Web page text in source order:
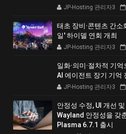
JP-Hosting 관리자3
태초 장비·콘텐츠 간소
일' 하이델 연회 개최
JP-Hosting 관리자3
일화·의미·절차적 기
AI 에이전트 장기 기억
JP-Hosting 관리자3
안정성 수정, UI 개선
Wayland 안정성을 갖
Plasma 6.7.1 출시